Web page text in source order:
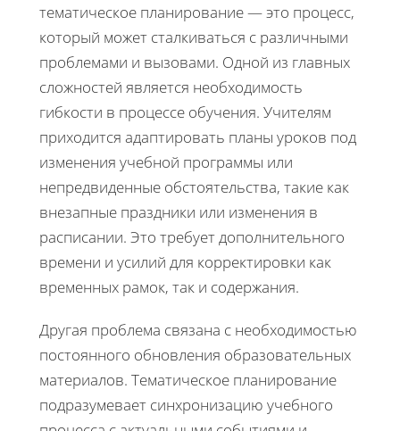
тематическое планирование — это процесс,
который может сталкиваться с различными
проблемами и вызовами. Одной из главных
сложностей является необходимость
гибкости в процессе обучения. Учителям
приходится адаптировать планы уроков под
изменения учебной программы или
непредвиденные обстоятельства, такие как
внезапные праздники или изменения в
расписании. Это требует дополнительного
времени и усилий для корректировки как
временных рамок, так и содержания.
Другая проблема связана с необходимостью
постоянного обновления образовательных
материалов. Тематическое планирование
подразумевает синхронизацию учебного